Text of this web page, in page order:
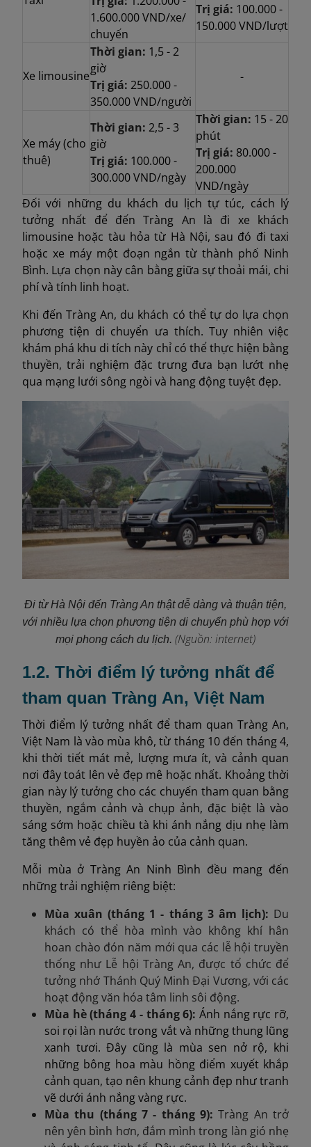
1.600.000 VND/xe/
chuyến
Trị giá: 100.000 -
150.000 VND/lượt
Xe limousine
Thời gian: 1,5 - 2
giờ
Trị giá: 250.000 -
350.000 VND/người
-
Xe máy (cho
thuê)
Thời gian: 2,5 - 3
giờ
Trị giá: 100.000 -
300.000 VND/ngày
Thời gian: 15 - 20
phút
Trị giá: 80.000 -
200.000
VND/ngày
Đối với những du khách du lịch tự túc, cách lý
tưởng nhất để đến Tràng An là đi xe khách
limousine hoặc tàu hỏa từ Hà Nội, sau đó đi taxi
hoặc xe máy một đoạn ngắn từ thành phố Ninh
Bình. Lựa chọn này cân bằng giữa sự thoải mái, chi
phí và tính linh hoạt.
Khi đến Tràng An, du khách có thể tự do lựa chọn
phương tiện di chuyển ưa thích. Tuy nhiên việc
khám phá khu di tích này chỉ có thể thực hiện bằng
thuyền, trải nghiệm đặc trưng đưa bạn lướt nhẹ
qua mạng lưới sông ngòi và hang động tuyệt đẹp.
Đi từ Hà Nội đến Tràng An thật dễ dàng và thuận tiện,
với nhiều lựa chọn phương tiện di chuyển phù hợp với
mọi phong cách du lịch. (Nguồn: internet)
1.2. Thời điểm lý tưởng nhất để
tham quan Tràng An, Việt Nam
Thời điểm lý tưởng nhất để tham quan Tràng An,
Việt Nam là vào mùa khô, từ tháng 10 đến tháng 4,
khi thời tiết mát mẻ, lượng mưa ít, và cảnh quan
nơi đây toát lên vẻ đẹp mê hoặc nhất. Khoảng thời
gian này lý tưởng cho các chuyến tham quan bằng
thuyền, ngắm cảnh và chụp ảnh, đặc biệt là vào
sáng sớm hoặc chiều tà khi ánh nắng dịu nhẹ làm
tăng thêm vẻ đẹp huyền ảo của cảnh quan.
Mỗi mùa ở Tràng An Ninh Bình đều mang đến
những trải nghiệm riêng biệt:
Mùa xuân (tháng 1 - tháng 3 âm lịch): Du
khách có thể hòa mình vào không khí hân
hoan chào đón năm mới qua các lễ hội truyền
thống như Lễ hội Tràng An, được tổ chức để
tưởng nhớ Thánh Quý Minh Đại Vương, với các
hoạt động văn hóa tâm linh sôi động.
Mùa hè (tháng 4 - tháng 6): Ánh nắng rực rỡ,
soi rọi làn nước trong vắt và những thung lũng
xanh tươi. Đây cũng là mùa sen nở rộ, khi
những bông hoa màu hồng điểm xuyết khắp
cảnh quan, tạo nên khung cảnh đẹp như tranh
vẽ dưới ánh nắng vàng rực.
Mùa thu (tháng 7 - tháng 9):Tràng An trở
nên yên bình hơn, đắm mình trong làn gió nhẹ